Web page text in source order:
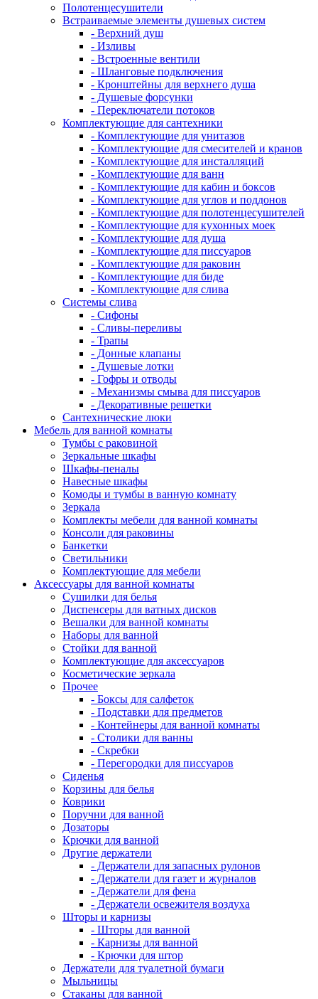
Полотенцесушители
Встраиваемые элементы душевых систем
- Верхний душ
- Изливы
- Встроенные вентили
- Шланговые подключения
- Кронштейны для верхнего душа
- Душевые форсунки
- Переключатели потоков
Комплектующие для сантехники
- Комплектующие для унитазов
- Комплектующие для смесителей и кранов
- Комплектующие для инсталляций
- Комплектующие для ванн
- Комплектующие для кабин и боксов
- Комплектующие для углов и поддонов
- Комплектующие для полотенцесушителей
- Комплектующие для кухонных моек
- Комплектующие для душа
- Комплектующие для писсуаров
- Комплектующие для раковин
- Комплектующие для биде
- Комплектующие для слива
Системы слива
- Сифоны
- Сливы-переливы
- Трапы
- Донные клапаны
- Душевые лотки
- Гофры и отводы
- Механизмы смыва для писсуаров
- Декоративные решетки
Сантехнические люки
Мебель для ванной комнаты
Тумбы с раковиной
Зеркальные шкафы
Шкафы-пеналы
Навесные шкафы
Комоды и тумбы в ванную комнату
Зеркала
Комплекты мебели для ванной комнаты
Консоли для раковины
Банкетки
Светильники
Комплектующие для мебели
Аксессуары для ванной комнаты
Сушилки для белья
Диспенсеры для ватных дисков
Вешалки для ванной комнаты
Наборы для ванной
Стойки для ванной
Комплектующие для аксессуаров
Косметические зеркала
Прочее
- Боксы для салфеток
- Подставки для предметов
- Контейнеры для ванной комнаты
- Столики для ванны
- Скребки
- Перегородки для писсуаров
Сиденья
Корзины для белья
Коврики
Поручни для ванной
Дозаторы
Крючки для ванной
Другие держатели
- Держатели для запасных рулонов
- Держатели для газет и журналов
- Держатели для фена
- Держатели освежителя воздуха
Шторы и карнизы
- Шторы для ванной
- Карнизы для ванной
- Крючки для штор
Держатели для туалетной бумаги
Мыльницы
Стаканы для ванной